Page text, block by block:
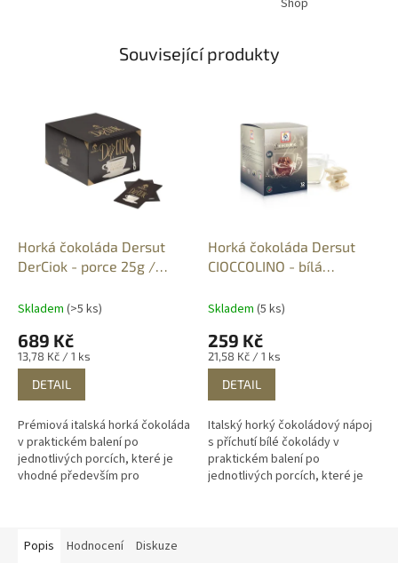
Související produkty
Horká čokoláda Dersut
DerCiok - porce 25g /
Skladem (>5 ks)
689 Kč
Měrná
cena:
13,78 Kč / 1 ks
DETAIL
Prémiová italská horká čokoláda
v praktickém balení po
jednotlivých porcích, které je
vhodné především pro
Horká čokoláda Dersut
CIOCCOLINO - bílá
Skladem (5 ks)
259 Kč
Měrná
cena:
21,58 Kč / 1 ks
DETAIL
Italský horký čokoládový nápoj
s příchutí bílé čokolády v
praktickém balení po
jednotlivých porcích, které je
Popis
Hodnocení Diskuze